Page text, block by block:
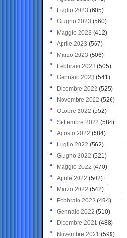
Luglio 2023 (605)
Giugno 2023 (560)
Maggio 2023 (412)
Aprile 2023 (567)
Marzo 2023 (506)
Febbraio 2023 (505)
Gennaio 2023 (541)
Dicembre 2022 (525)
Novembre 2022 (526)
Ottobre 2022 (552)
Settembre 2022 (584)
Agosto 2022 (584)
Luglio 2022 (562)
Giugno 2022 (521)
Maggio 2022 (470)
Aprile 2022 (502)
Marzo 2022 (542)
Febbraio 2022 (494)
Gennaio 2022 (510)
Dicembre 2021 (488)
Novembre 2021 (599)